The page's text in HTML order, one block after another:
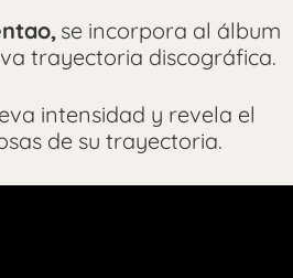
se incorpora al álbum
trayectoria discográfica.
intensidad y revela el
de su trayectoria.